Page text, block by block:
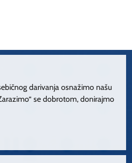
darivanja osnažimo našu
se dobrotom, donirajmo